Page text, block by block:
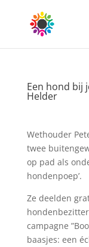
Een hond bij
Helder
Wethouder
twee
op pad als
hondenpoep’.
Ze deelden
campagne
baasjes: een